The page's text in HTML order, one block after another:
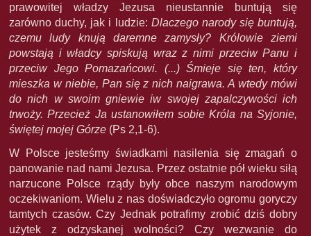
prawowitej władzy Jezusa nieustannie buntują się
zarówno duchy, jak i ludzie: Dlaczego narody się buntują,
czemu ludy knują daremne zamysły? Królowie ziemi
powstają i władcy spiskują wraz z nimi przeciw Panu i
przeciw Jego Pomazańcowi. (...) Śmieje się ten, który
mieszka w niebie, Pan się z nich naigrawa. A wtedy mówi
do nich w swoim gniewie iw swojej zapalczywości ich
trwoży. Przecież Ja ustanowiłem sobie Króla na Syjonie,
świętej mojej Górze (Ps 2,1-6).
W Polsce jesteśmy świadkami nasilenia się zmagań o
panowanie nad nami Jezusa. Przez ostatnie pół wieku siłą
narzucone Polsce rządy były obce naszym narodowym
oczekiwaniom. Wielu z nas doświadczyło ogromu goryczy
tamtych czasów. Czy Jednak potrafimy zrobić dziś dobry
użytek z odzyskanej wolności? Czy wezwanie do